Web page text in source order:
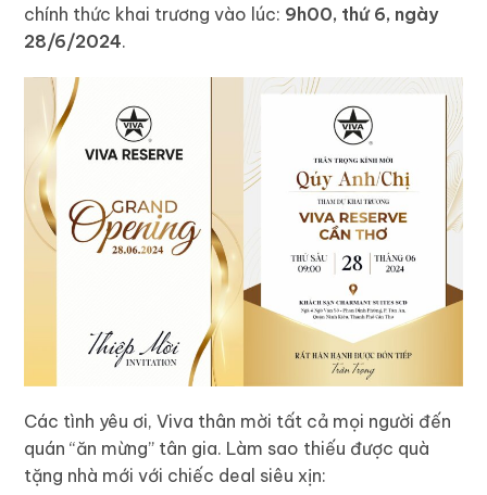
chính thức khai trương vào lúc: 9h00, thứ 6, ngày
28/6/2024.
Các tình yêu ơi, Viva thân mời tất cả mọi người đến
quán “ăn mừng” tân gia. Làm sao thiếu được quà
tặng nhà mới với chiếc deal siêu xịn: